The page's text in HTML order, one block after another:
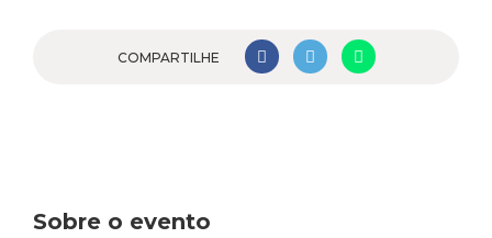
COMPARTILHE
Sobre o evento